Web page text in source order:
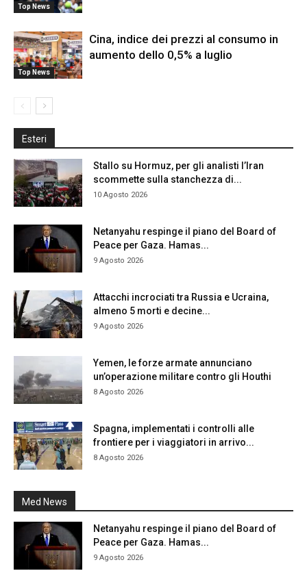
Top News
Top News
Cina, indice dei prezzi al consumo in
aumento dello 0,5% a luglio
Esteri
Stallo su Hormuz, per gli analisti l’Iran
scommette sulla stanchezza di...
10 Agosto 2026
Netanyahu respinge il piano del Board of
Peace per Gaza. Hamas...
9 Agosto 2026
Attacchi incrociati tra Russia e Ucraina,
almeno 5 morti e decine...
9 Agosto 2026
Yemen, le forze armate annunciano
un’operazione militare contro gli Houthi
8 Agosto 2026
Spagna, implementati i controlli alle
frontiere per i viaggiatori in arrivo...
8 Agosto 2026
Med News
Netanyahu respinge il piano del Board of
Peace per Gaza. Hamas...
9 Agosto 2026